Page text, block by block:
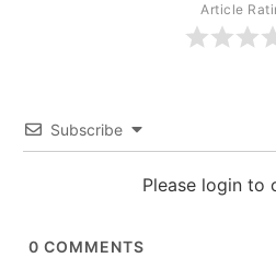
Article
Subscribe
Please login to
0 COMMENTS